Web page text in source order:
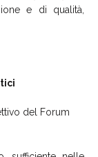
e di qualità,
del Forum